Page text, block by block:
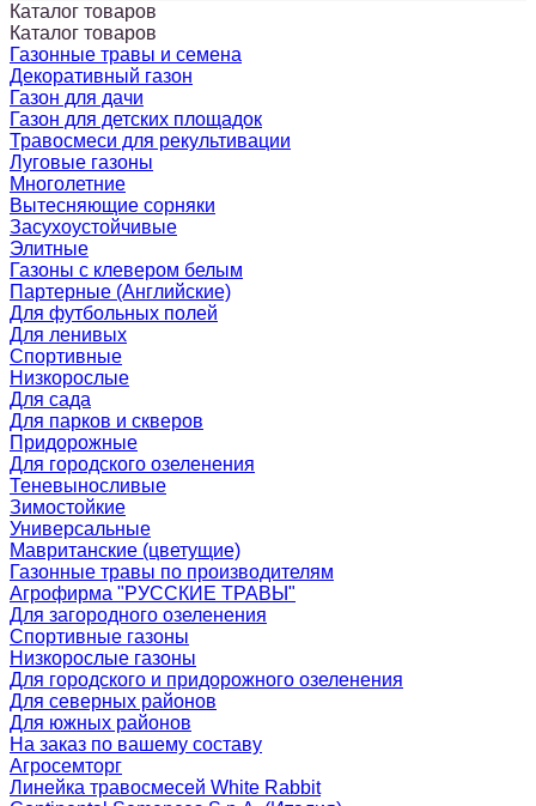
Каталог товаров
Каталог товаров
Газонные травы и семена
Декоративный газон
Газон для дачи
Газон для детских площадок
Травосмеси для рекультивации
Луговые газоны
Многолетние
Вытесняющие сорняки
Засухоустойчивые
Элитные
Газоны с клевером белым
Партерные (Английские)
Для футбольных полей
Для ленивых
Спортивные
Низкорослые
Для сада
Для парков и скверов
Придорожные
Для городского озеленения
Теневыносливые
Зимостойкие
Универсальные
Мавританские (цветущие)
Газонные травы по производителям
Агрофирма "РУССКИЕ ТРАВЫ"
Для загородного озеленения
Спортивные газоны
Низкорослые газоны
Для городского и придорожного озеленения
Для северных районов
Для южных районов
На заказ по вашему составу
Агросемторг
Линейка травосмесей White Rabbit